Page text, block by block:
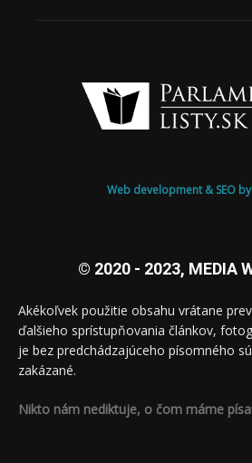
Web development & SEO
© 2020 - 2023, MEDIA
Akékoľvek použitie obsahu vrátane
ďalšieho sprístupňovania článkov,
je bez predchádzajúceho písomného
zakázané.
Nikto nám nediktuje, o čom máme